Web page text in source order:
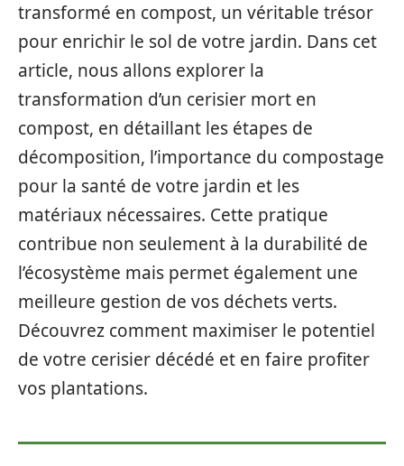
transformé en compost, un véritable trésor
pour enrichir le sol de votre jardin. Dans cet
article, nous allons explorer la
transformation d’un cerisier mort en
compost, en détaillant les étapes de
décomposition, l’importance du compostage
pour la santé de votre jardin et les
matériaux nécessaires. Cette pratique
contribue non seulement à la durabilité de
l’écosystème mais permet également une
meilleure gestion de vos déchets verts.
Découvrez comment maximiser le potentiel
de votre cerisier décédé et en faire profiter
vos plantations.